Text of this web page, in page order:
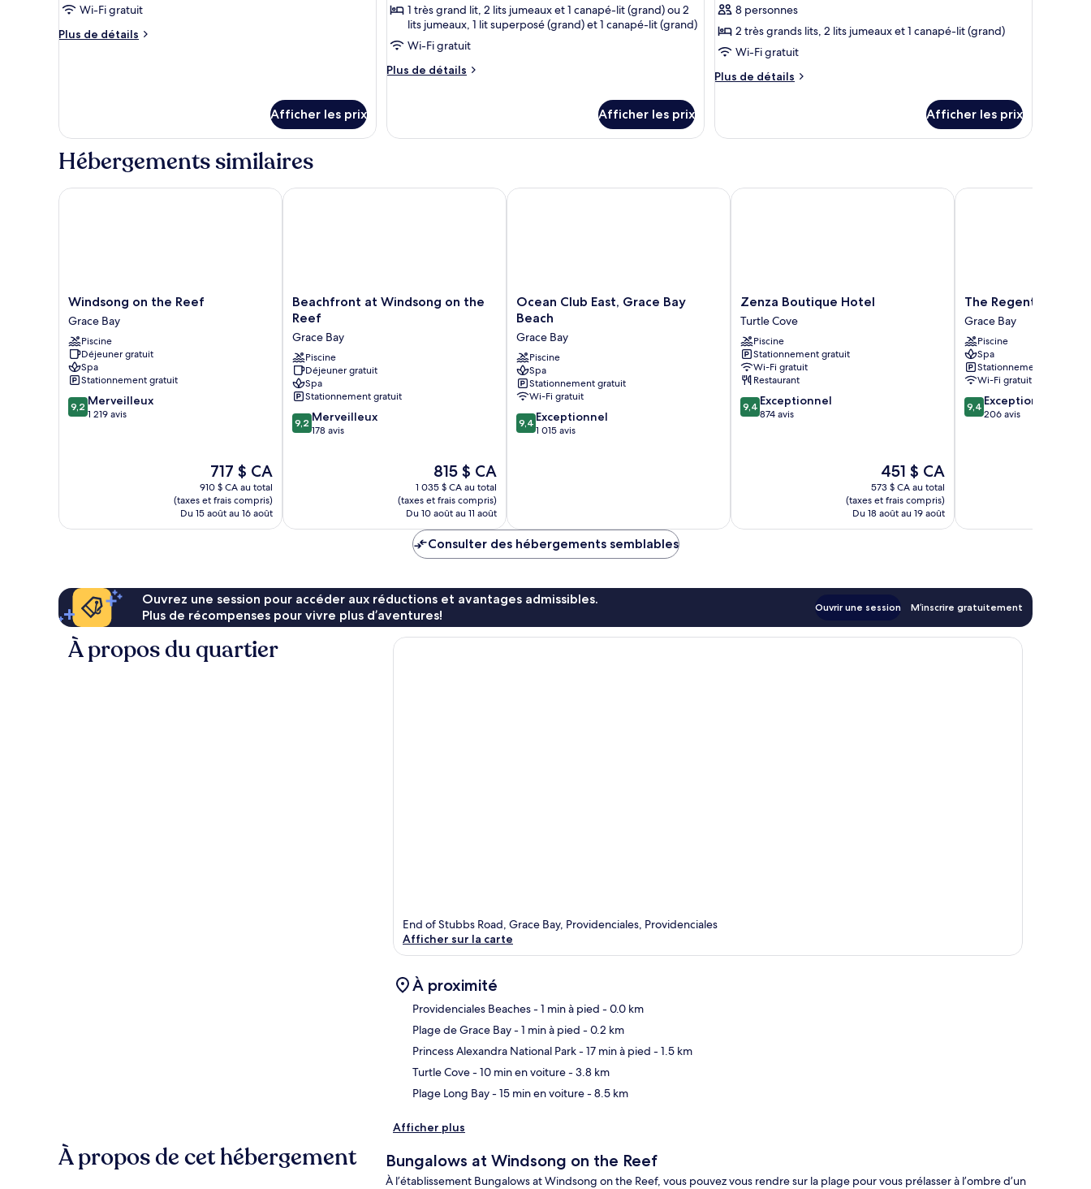
de
chambre :
Wi-Fi gratuit
Plus de détails
Plus
Afficher les prix
de
chambre :
Bungalow,
2
1 très grand lit, 2 lits jumeaux et 1 canapé-lit (grand) ou 2
lits jumeaux, 1 lit superposé (grand) et 1 canapé-lit (grand)
Wi-Fi gratuit
Plus de détails
Plus
Bungalow,
Afficher les prix
de
chambre :
Bungalow,
3
8 personnes
2 très grands lits, 2 lits jumeaux et 1 canapé-lit (grand)
Wi-Fi gratuit
Plus de détails
Plus
Bungalow,
Afficher les prix
Hébergements similaires
Windsong
on
the
Reef
Grace
Bay
Windsong on the Reef
Grace Bay
Piscine
Déjeuner gratuit
Spa
Stationnement gratuit
9.2
sur
9,2 Merveilleux
1 219 avis
Le
prix
est
de
717 $ CA
717 $ CA
910 $ CA au total
(taxes et frais compris)
Du 15 août au 16 août
Windsong on the Reef
Beachfront
at
on
the
Reef
Grace
Bay
Beachfront at Windsong on the
Reef
Grace Bay
Piscine
Déjeuner gratuit
Spa
Stationnement gratuit
9.2
sur
9,2 Merveilleux
178 avis
Le
prix
est
de
815 $ CA
815 $ CA
1 035 $ CA au total
(taxes et frais compris)
Du 10 août au 11 août
Beachfront at Windsong on the Reef
Ocean
Club
Grace
Bay
Beach
Grace
Bay
Ocean Club East, Grace Bay
Beach
Grace Bay
Piscine
Spa
Stationnement gratuit
Wi-Fi gratuit
9.4
sur
9,4 Exceptionnel
1 015 avis
Ocean Club East, Grace Bay Beach
Zenza
Boutique
Hotel
Turtle
Cove
Zenza Boutique Hotel
Turtle Cove
Piscine
Stationnement gratuit
Wi-Fi gratuit
Restaurant
9.4
sur
9,4 Exceptionnel
874 avis
Le
prix
est
de
451 $ CA
451 $ CA
573 $ CA au total
(taxes et frais compris)
Du 18 août au 19 août
Zenza Boutique Hotel
The
Regent
Grand
Grace
Bay
The Regent Grand
Grace Bay
Piscine
Spa
Stationnement gratuit
Wi-Fi gratuit
9.4
sur
9,4 Exceptionnel
206 avis
The Regent Grand
Consulter des hébergements semblables
Ouvrez une session pour accéder aux réductions et avantages admissibles.
Plus de récompenses pour vivre plus d’aventures!
Ouvrir une session M’inscrire gratuitement
À propos du quartier
End of Stubbs Road, Grace Bay, Providenciales, Providenciales
Afficher sur la carte
À proximité
Providenciales Beaches- 1 min à pied - 0.0 km
Plage de Grace Bay- 1 min à pied - 0.2 km
Princess Alexandra National Park- 17 min à pied - 1.5 km
Turtle Cove- 10 min en voiture- 3.8 km
Plage Long Bay- 15 min en voiture- 8.5 km
Afficher plus
À propos de cet hébergement Bungalows at Windsong on the Reef
À l’établissement Bungalows at Windsong on the Reef, vous pouvez vous rendre sur la plage pour vous prélasser à l’ombre d’un